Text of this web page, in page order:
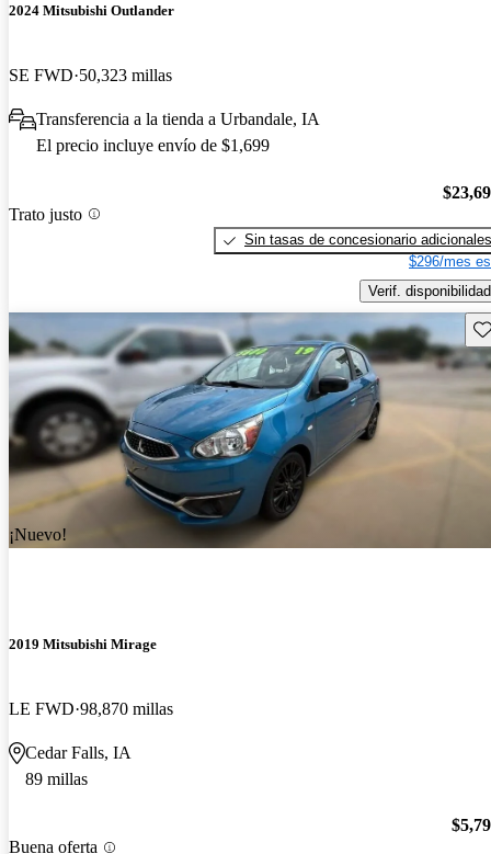
2024 Mitsubishi Outlander
SE FWD 50,323 millas
Transferencia a la tienda a Urbandale, IA
El precio incluye envío de $1,699
Trato justo
Sin tasas de concesionario adicionales
$296/mes
Verif. disponibilidad
¡Nuevo!
2019 Mitsubishi Mirage
LE FWD 98,870 millas
Cedar Falls, IA
89 millas
Buena oferta